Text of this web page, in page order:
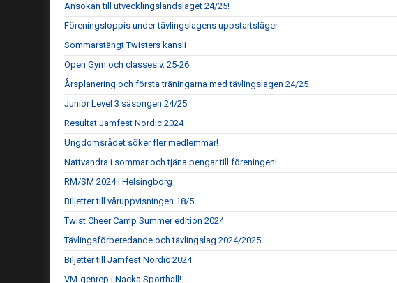
Ansökan till utvecklingslandslaget 24/25!
Föreningsloppis under tävlingslagens uppstartsläger
Sommarstängt Twisters kansli
Open Gym och classes v. 25-26
Årsplanering och första träningarna med tävlingslagen 24/25
Junior Level 3 säsongen 24/25
Resultat Jamfest Nordic 2024
Ungdomsrådet söker fler medlemmar!
Nattvandra i sommar och tjäna pengar till föreningen!
RM/SM 2024 i Helsingborg
Biljetter till våruppvisningen 18/5
Twist Cheer Camp Summer edition 2024
Tävlingsförberedande och tävlingslag 2024/2025
Biljetter till Jamfest Nordic 2024
VM-genrep i Nacka Sporthall!